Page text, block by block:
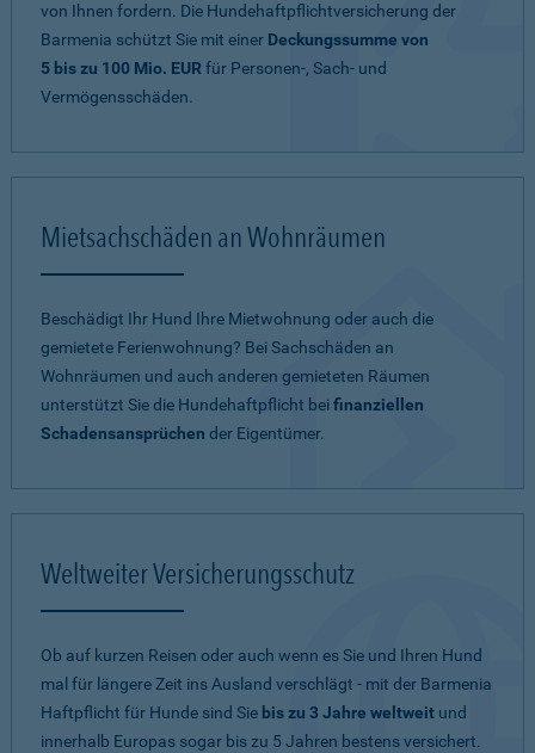
von Ihnen fordern. Die Hundehaftpflichtversicherung der
Barmenia schützt Sie mit einer Deckungssumme von
5 bis zu 100 Mio. EURfür Personen-, Sach- und
Vermögensschäden.
Mietsachschäden an Wohnräumen
Beschädigt Ihr Hund Ihre Mietwohnung oder auch die
gemietete Ferienwohnung? Bei Sachschäden an
Wohnräumen und auch anderen gemieteten Räumen
unterstützt Sie die Hundehaftpflicht beifinanziellen
Schadensansprüchen der Eigentümer.
Weltweiter Versicherungsschutz
Ob auf kurzen Reisen oder auch wenn es Sie und Ihren Hund
mal für längere Zeit ins Ausland verschlägt - mit der Barmenia
Haftpflicht für Hunde sind Sie bis zu 3 Jahre weltweit und
innerhalb Europas sogar bis zu 5 Jahren bestens versichert.